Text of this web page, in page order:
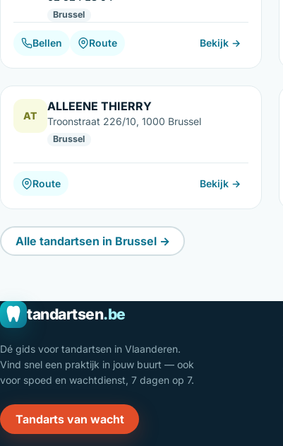
Brussel
Bellen Route Bekijk →
AT
ALLEENE THIERRY
Troonstraat 226/10, 1000 Brussel
Brussel
Route Bekijk →
Alle tandartsen in Brussel →
tandartsen.be
Dé gids voor tandartsen in Vlaanderen.
Vind snel een praktijk in jouw buurt — ook
voor spoed en wachtdienst, 7 dagen op 7.
Tandarts van wacht